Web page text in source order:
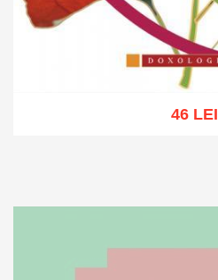
46 LEI